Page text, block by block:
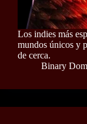
Los indies más
mundos únicos y
de cerca.
Binary